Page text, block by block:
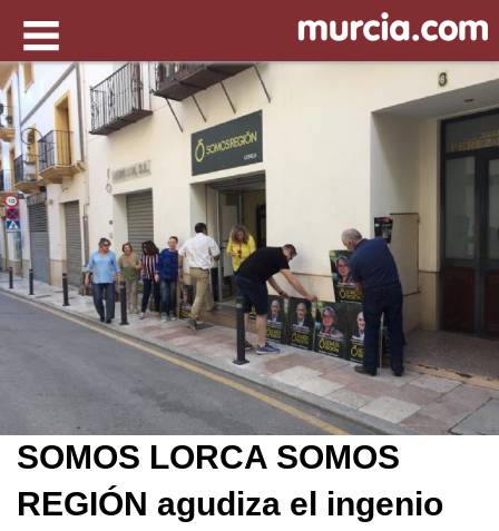
SOMOS LORCA SOMOS
REGIÓN agudiza el ingenio